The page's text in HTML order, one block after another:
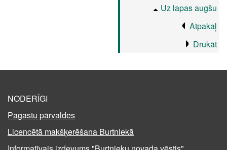
Uz lapas augšu
Atpakaļ
Drukāt
NODERĪGI
Pagastu pārvaldes
Licencētā makšķerēšana Burtniekā